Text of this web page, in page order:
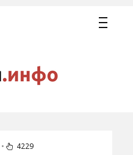
• 4229